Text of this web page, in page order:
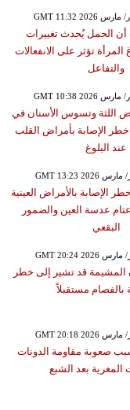
الحمل يُحدث تغييرات
تؤثر على الانفعالات
والتفاعل
اللثة وتسوس الأسنان في
خطر الإصابة بأمراض القلب
عند البلوغ
الإصابة بالأمراض العينية
عدسة العين والضمور
البقعي
قد تشير إلى خطر
بالفصام مستقبلاً
صعوبة مقاومة الدونات
المغرية بعد الشبع